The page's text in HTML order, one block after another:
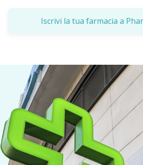
Iscrivi la tua farmacia a